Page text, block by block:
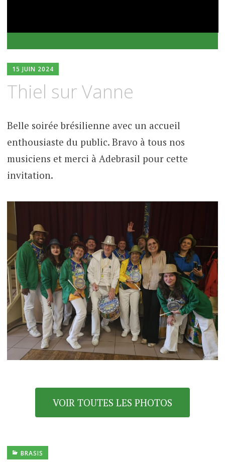
15 JUIN 2024
Thiel sur Vanne
Belle soirée brésilienne avec un accueil
enthousiaste du public. Bravo à tous nos
musiciens et merci à Adebrasil pour cette
invitation.
VOIR TOUTES LES PHOTOS
BRASIS